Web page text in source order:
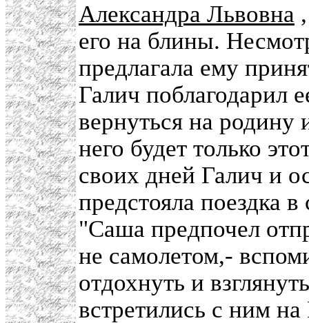
Александра Львовна
его на блины.
предлагала ему
Галич поблагодарил
вернуться на родину
него будет только
своих дней Галич и
предстояла поездка
"Саша предпочел
не самолетом,-
отдохнуть и
встретились с ним